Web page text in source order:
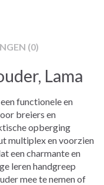
(0)
Lama
functionele en
breiers en
opberging
multiplex en voorzien
een charmante en
leren handgreep
mee te nemen of